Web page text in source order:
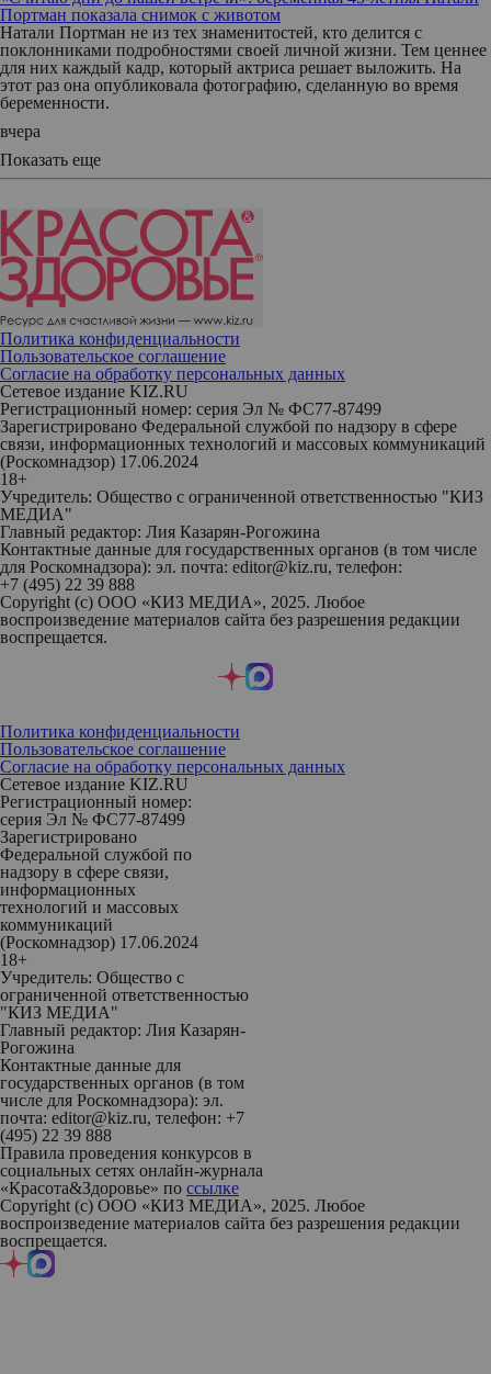
Портман показала снимок с животом
Натали Портман не из тех знаменитостей, кто делится с
поклонниками подробностями своей личной жизни. Тем ценнее
для них каждый кадр, который актриса решает выложить. На
этот раз она опубликовала фотографию, сделанную во время
беременности.
вчера
Показать еще
Политика конфиденциальности
Пользовательское соглашение
Согласие на обработку персональных данных
Сетевое издание KIZ.RU
Регистрационный номер: серия Эл № ФС77-87499
Зарегистрировано Федеральной службой по надзору в сфере
связи, информационных технологий и массовых коммуникаций
(Роскомнадзор) 17.06.2024
18+
Учредитель: Общество с ограниченной ответственностью "КИЗ
МЕДИА"
Главный редактор: Лия Казарян-Рогожина
Контактные данные для государственных органов (в том числе
для Роскомнадзора): эл. почта: editor@kiz.ru, телефон:
+7 (495) 22 39 888
Copyright (с) ООО «КИЗ МЕДИА», 2025. Любое
воспроизведение материалов сайта без разрешения редакции
воспрещается.
Политика конфиденциальности
Пользовательское соглашение
Согласие на обработку персональных данных
Сетевое издание KIZ.RU
Регистрационный номер:
серия Эл № ФС77-87499
Зарегистрировано
Федеральной службой по
надзору в сфере связи,
информационных
технологий и массовых
коммуникаций
(Роскомнадзор) 17.06.2024
18+
Учредитель: Общество с
ограниченной ответственностью
"КИЗ МЕДИА"
Главный редактор: Лия Казарян-
Рогожина
Контактные данные для
государственных органов (в том
числе для Роскомнадзора): эл.
почта: editor@kiz.ru, телефон: +7
(495) 22 39 888
Правила проведения конкурсов в
социальных сетях онлайн-журнала
«Красота&Здоровье» по ссылке
Copyright (с) ООО «КИЗ МЕДИА», 2025. Любое
воспроизведение материалов сайта без разрешения редакции
воспрещается.